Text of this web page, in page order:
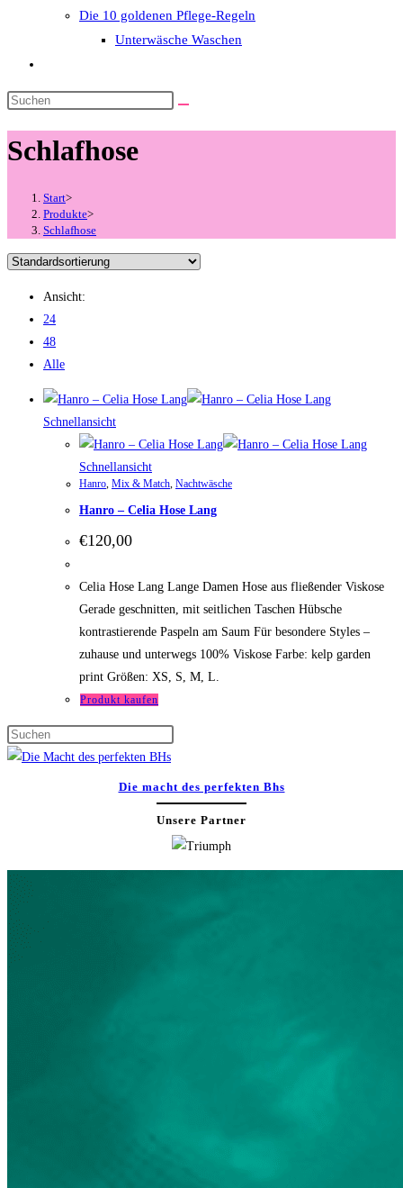
Die 10 goldenen Pflege-Regeln
Unterwäsche Waschen
umschalten
Diese
durchsuchen
Schlafhose
Start>
Produkte>
Schlafhose
Ansicht:
24
48
Alle
Schnellansicht
Schnellansicht
Hanro, Mix & Match, Nachtwäsche
Hanro – Celia Hose Lang
€120,00
Celia Hose Lang Lange Damen Hose aus fließender Viskose
Gerade geschnitten, mit seitlichen Taschen Hübsche
kontrastierende Paspeln am Saum Für besondere Styles –
zuhause und unterwegs 100% Viskose Farbe: kelp garden
print Größen: XS, S, M, L.
Produkt kaufen
close
the
search
panel.
Die macht des perfekten Bhs
Unsere Partner